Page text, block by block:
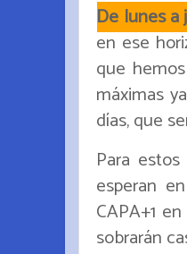
De lunes a
en ese
que
máximas
días, que
Para
esperan
CAPA+1
sobrarán